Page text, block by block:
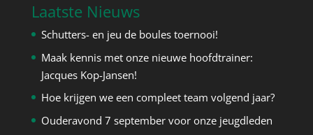
Laatste Nieuws
Schutters- en jeu de boules toernooi!
Maak kennis met onze nieuwe hoofdtrainer:
Jacques Kop-Jansen!
Hoe krijgen we een compleet team volgend jaar?
Ouderavond 7 september voor onze jeugdleden